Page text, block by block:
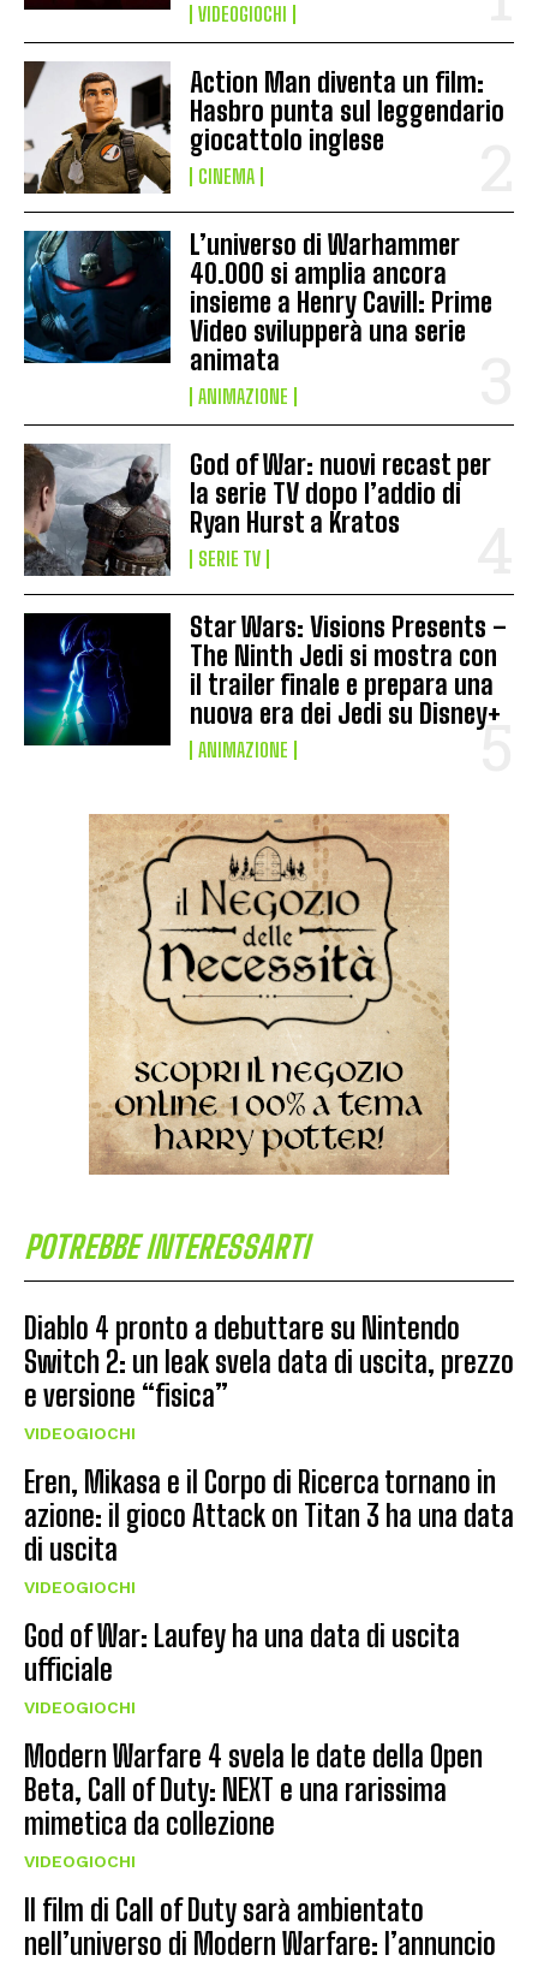
VIDEOGIOCHI
Action Man diventa un film:
Hasbro punta sul leggendario
giocattolo inglese
CINEMA
L’universo di Warhammer
40.000 si amplia ancora
insieme a Henry Cavill: Prime
Video svilupperà una serie
animata
ANIMAZIONE
God of War: nuovi recast per
la serie TV dopo l’addio di
Ryan Hurst a Kratos
SERIE TV
Star Wars: Visions Presents –
The Ninth Jedi si mostra con
il trailer finale e prepara una
nuova era dei Jedi su Disney+
ANIMAZIONE
POTREBBE INTERESSARTI
Diablo 4 pronto a debuttare su Nintendo
Switch 2: un leak svela data di uscita, prezzo
e versione “fisica”
VIDEOGIOCHI
Eren, Mikasa e il Corpo di Ricerca tornano in
azione: il gioco Attack on Titan 3 ha una data
di uscita
VIDEOGIOCHI
God of War: Laufey ha una data di uscita
ufficiale
VIDEOGIOCHI
Modern Warfare 4 svela le date della Open
Beta, Call of Duty: NEXT e una rarissima
mimetica da collezione
VIDEOGIOCHI
Il film di Call of Duty sarà ambientato
nell’universo di Modern Warfare: l’annuncio